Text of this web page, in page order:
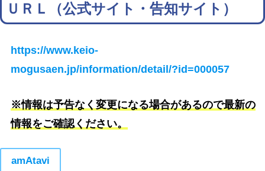
ＵＲＬ（公式サイト・告知サイト）
https://www.keio-
mogusaen.jp/information/detail/?id=000057
※情報は予告なく変更になる場合があるので最新の
情報をご確認ください。
amAtavi